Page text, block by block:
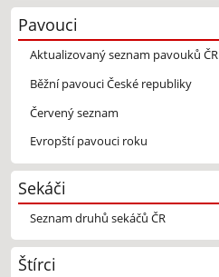
Pavouci
Aktualizovaný seznam pavouků ČR
Běžní pavouci České republiky
Červený seznam
Evropští pavouci roku
Sekáči
Seznam druhů sekáčů ČR
Štírci